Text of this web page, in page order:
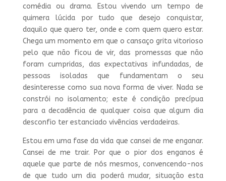
comédia ou drama. Estou vivendo um tempo de
quimera lúcida por tudo que desejo conquistar,
daquilo que quero ter, onde e com quem quero estar.
Chega um momento em que o cansaço grita vitorioso
pelo que não ficou de vir, das promessas que não
foram cumpridas, das expectativas infundadas, de
pessoas isoladas que fundamentam o seu
desinteresse como sua nova forma de viver. Nada se
constrói no isolamento; este é condição precípua
para a decadência de qualquer coisa que algum dia
desconfio ter estanciado vivências verdadeiras.
Estou em uma fase da vida que cansei de me enganar.
Cansei de me trair. Por que o pior dos enganos é
aquele que parte de nós mesmos, convencendo-nos
de que tudo um dia poderá mudar, situação esta